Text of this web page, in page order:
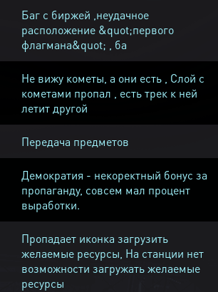
Баг с биржей ,неудачное
расположение &quot;первого
флагмана&quot; , ба
Не вижу кометы, а они есть , Слой с
кометами пропал , есть трек к ней
летит другой
Передача предметов
Демократия - некоректный бонус за
пропаганду, совсем мал процент
выработки.
Пропадает иконка загрузить
желаемые ресурсы, На станции нет
возможности загружать желаемые
ресурсы